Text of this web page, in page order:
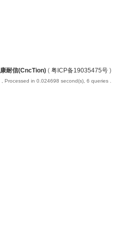
康耐信(CncTion)( 粤ICP备19035475号)
, Processed in 0.024698 second(s), 6 queries .